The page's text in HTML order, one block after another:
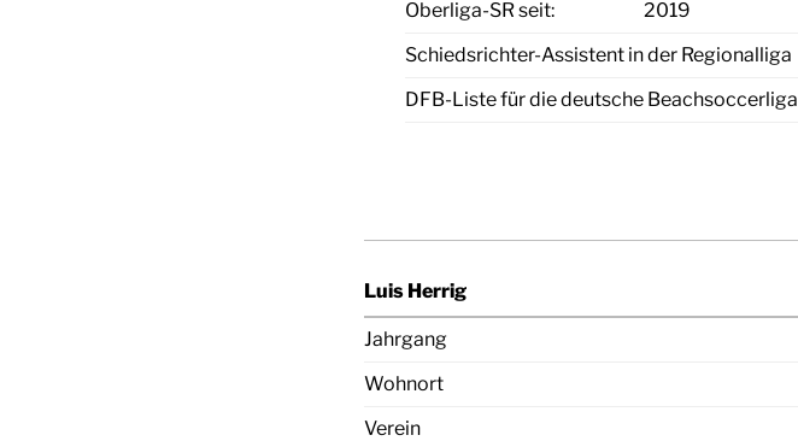
Oberliga-SR seit:
2019
Schiedsrichter-Assistent in der Regionalliga
DFB-Liste für die deutsche Beachsoccerliga
Luis Herrig
Jahrgang
Wohnort
Verein